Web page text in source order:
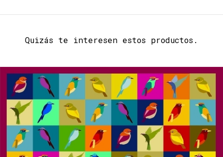
Quizás te interesen estos productos.